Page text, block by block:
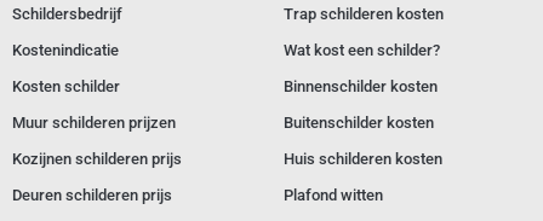
Schildersbedrijf
Kostenindicatie
Kosten schilder
Muur schilderen prijzen
Kozijnen schilderen prijs
Deuren schilderen prijs
Trap schilderen kosten
Wat kost een schilder?
Binnenschilder kosten
Buitenschilder kosten
Huis schilderen kosten
Plafond witten